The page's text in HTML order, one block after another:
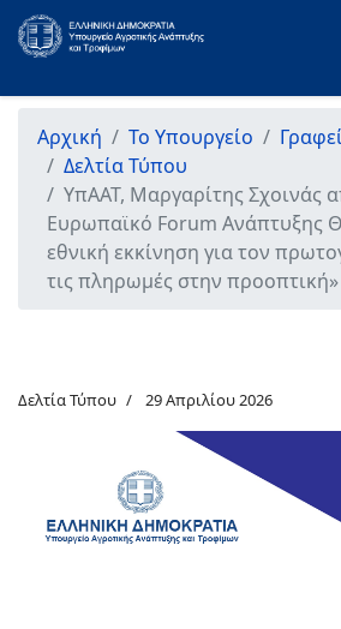
Αρχική Το Υπουργείο
Δελτία Τύπου
ΥπΑΑΤ, Μαργαρίτης Σχοινάς
Ευρωπαϊκό Forum Ανάπτυξης
εθνική εκκίνηση για τον
τις πληρωμές στην προοπτική»
Δελτία Τύπου 29 Απριλίου 2026